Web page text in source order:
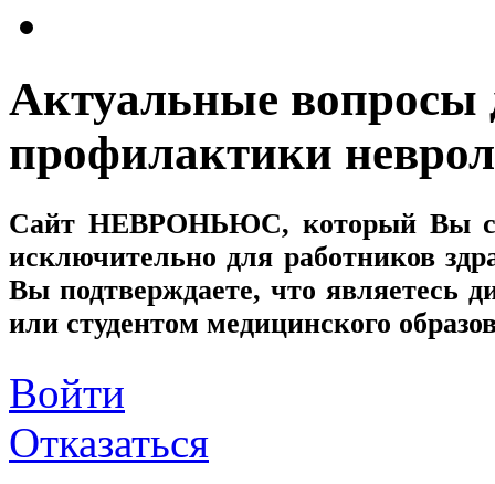
Актуальные вопросы
профилактики
Сайт НЕВРОНЬЮС, который Вы
исключительно для работников
Вы подтверждаете, что являетесь
или студентом медицинского
Войти
Отказаться